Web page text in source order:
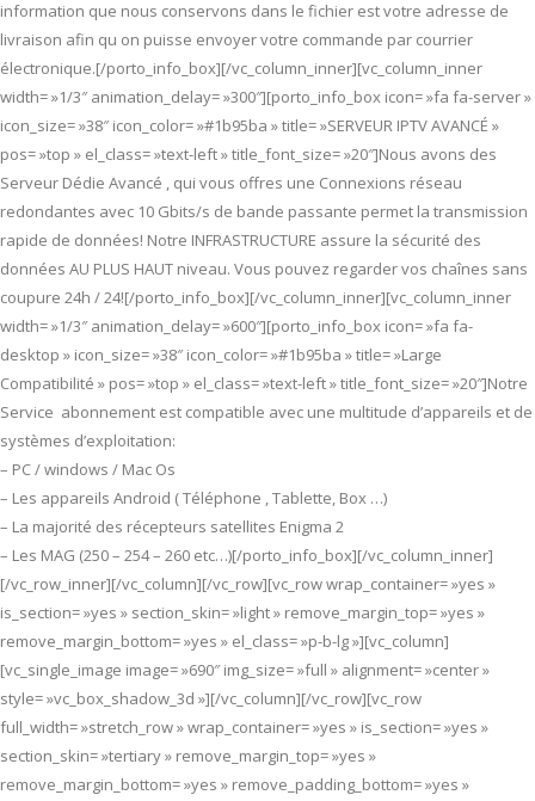
information que nous conservons dans le fichier est votre adresse de
livraison afin qu on puisse envoyer votre commande par courrier
électronique.[/porto_info_box][/vc_column_inner][vc_column_inner
width= »1/3″ animation_delay= »300″][porto_info_box icon= »fa fa-server »
icon_size= »38″ icon_color= »#1b95ba » title= »SERVEUR IPTV AVANCÉ »
pos= »top » el_class= »text-left » title_font_size= »20″]Nous avons des
Serveur Dédie Avancé , qui vous offres une Connexions réseau
redondantes avec 10 Gbits/s de bande passante permet la transmission
rapide de données! Notre INFRASTRUCTURE assure la sécurité des
données AU PLUS HAUT niveau. Vous pouvez regarder vos chaînes sans
coupure 24h / 24![/porto_info_box][/vc_column_inner][vc_column_inner
width= »1/3″ animation_delay= »600″][porto_info_box icon= »fa fa-
desktop » icon_size= »38″ icon_color= »#1b95ba » title= »Large
Compatibilité » pos= »top » el_class= »text-left » title_font_size= »20″]Notre
Service abonnement est compatible avec une multitude d’appareils et de
systèmes d’exploitation:
– PC / windows / Mac Os
– Les appareils Android ( Téléphone , Tablette, Box …)
– La majorité des récepteurs satellites Enigma 2
– Les MAG (250 – 254 – 260 etc…)[/porto_info_box][/vc_column_inner]
[/vc_row_inner][/vc_column][/vc_row][vc_row wrap_container= »yes »
is_section= »yes » section_skin= »light » remove_margin_top= »yes »
remove_margin_bottom= »yes » el_class= »p-b-lg »][vc_column]
[vc_single_image image= »690″ img_size= »full » alignment= »center »
style= »vc_box_shadow_3d »][/vc_column][/vc_row][vc_row
full_width= »stretch_row » wrap_container= »yes » is_section= »yes »
section_skin= »tertiary » remove_margin_top= »yes »
remove_margin_bottom= »yes » remove_padding_bottom= »yes »